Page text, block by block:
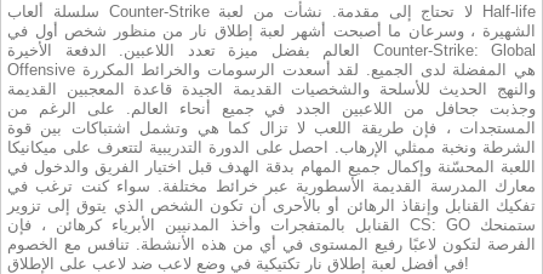
سلسلة ألعاب Counter-Strike لا تحتاج إلى مقدمة. نشأت من لعبة Half-life
الشهيرة ، وسرعان ما أصبحت أشهر لعبة إطلاق نار من منظور شخص أول في
العالم بفضل ميزة تعدد اللاعبين. الدفعة الأخيرة Counter-Strike: Global
Offensive هي المفضلة لدى الجميع. لقد أسعدت الرسومات والخرائط المكررة
والنهج الحديث للأسلحة والشخصيات القديمة الجيدة قاعدة المعجبين القديمة
وجذبت جحافل من اللاعبين الجدد في جميع أنحاء العالم. على الرغم من
المستجدات ، فإن طريقة اللعب لا تزال كما هي وتشمل اشتباكات بين قوة
الشرطة ونخبة ممثلي الإرهاب. احصل على الدورة التدريبية لتتعرف على ميكانيكا
اللعبة المحسّنة وإكمال جميع المهام بدقة الهدف قبل اختيار الفريق والدخول في
معارك المدرسة القديمة الأسطورية عبر خرائط مختلفة. سواء كنت ترغب في
تفكيك القنابل وإنقاذ الرهائن أو بالأحرى أن تكون الشخص الذي يتوق إلى تزوير
القنابل بالمتفجرات وأخذ المدنيين الأبرياء كرهائن ، فإن CS: GO ستمنحك
الفرصة لتكون لاعبًا رفيع المستوى في أي من هذه الأنشطة. تنافس مع الخصوم
في أفضل لعبة إطلاق نار تكتيكية في وضع لاعب ضد لاعب على الإطلاق!